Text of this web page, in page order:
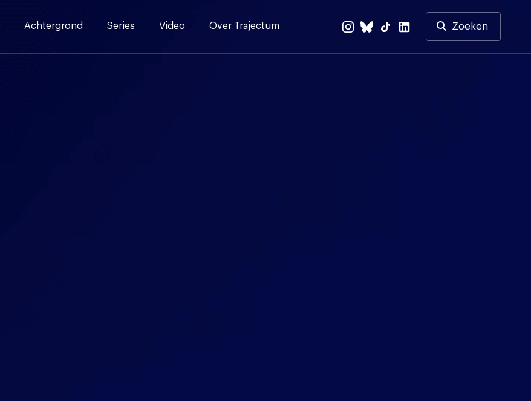
Achtergrond Series Video Over Trajectum Zoeken